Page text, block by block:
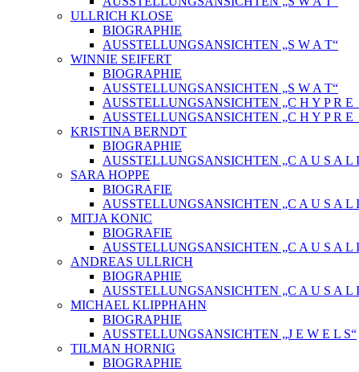
ULLRICH KLOSE
BIOGRAPHIE
AUSSTELLUNGSANSICHTEN „S W A T“
WINNIE SEIFERT
BIOGRAPHIE
AUSSTELLUNGSANSICHTEN „S W A T“
AUSSTELLUNGSANSICHTEN „C H Y P R
AUSSTELLUNGSANSICHTEN „C H Y P R
KRISTINA BERNDT
BIOGRAPHIE
AUSSTELLUNGSANSICHTEN „C A U S A L
SARA HOPPE
BIOGRAFIE
AUSSTELLUNGSANSICHTEN „C A U S A L
MITJA KONIC
BIOGRAFIE
AUSSTELLUNGSANSICHTEN „C A U S A L
ANDREAS ULLRICH
BIOGRAPHIE
AUSSTELLUNGSANSICHTEN „C A U S A L
MICHAEL KLIPPHAHN
BIOGRAPHIE
AUSSTELLUNGSANSICHTEN „J E W E L S“
TILMAN HORNIG
BIOGRAPHIE